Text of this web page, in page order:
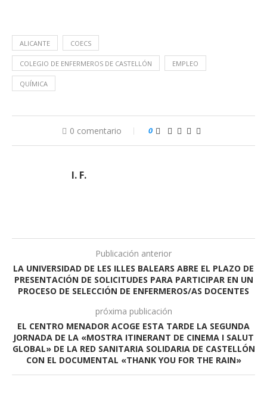
ALICANTE COECS
COLEGIO DE ENFERMEROS DE CASTELLÓN EMPLEO
QUÍMICA
0 comentario 0
I. F.
Publicación anterior
LA UNIVERSIDAD DE LES ILLES BALEARS ABRE EL PLAZO DE
PRESENTACIÓN DE SOLICITUDES PARA PARTICIPAR EN UN
PROCESO DE SELECCIÓN DE ENFERMEROS/AS DOCENTES
próxima publicación
EL CENTRO MENADOR ACOGE ESTA TARDE LA SEGUNDA
JORNADA DE LA «MOSTRA ITINERANT DE CINEMA I SALUT
GLOBAL» DE LA RED SANITARIA SOLIDARIA DE CASTELLÓN
CON EL DOCUMENTAL «THANK YOU FOR THE RAIN»